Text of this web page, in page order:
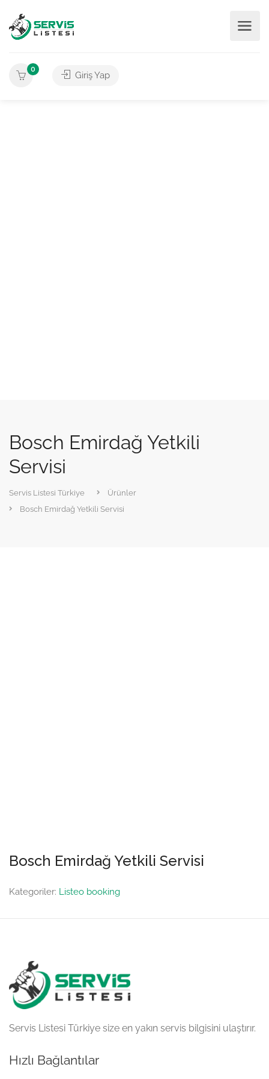
0
Giriş Yap
Bosch Emirdağ Yetkili
Servisi
Servis Listesi Türkiye
Ürünler
Bosch Emirdağ Yetkili Servisi
Bosch Emirdağ Yetkili Servisi
Kategoriler: Listeo booking
Servis Listesi Türkiye size en yakın servis bilgisini ulaştırır.
Hızlı Bağlantılar